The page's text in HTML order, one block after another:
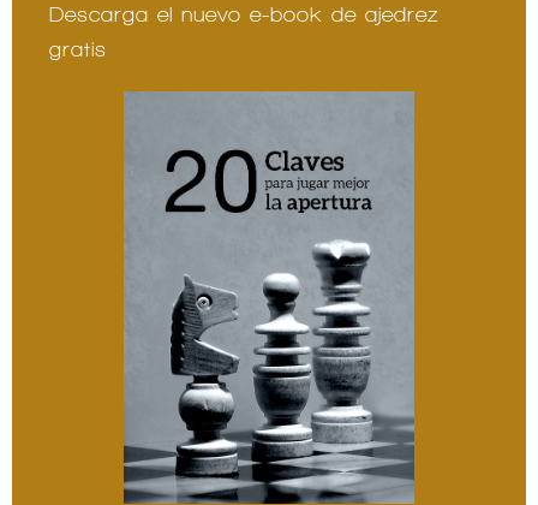
Descarga el nuevo e-book de ajedrez
gratis